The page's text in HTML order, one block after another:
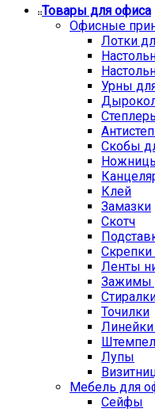
Товары для офиса
Офисные
Лотки
Урны
Скобы
Клей
Замазки
Скотч
Скрепки
Ленты
Зажимы
Точилки
Лупы
Мебель для
Сейфы